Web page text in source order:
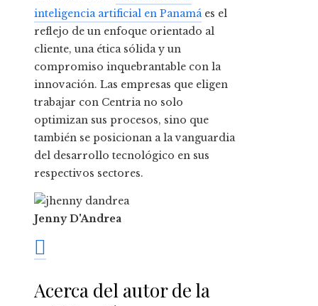
inteligencia artificial en Panamáes el
reflejo de un enfoque orientado al
cliente, una ética sólida y un
compromiso inquebrantable con la
innovación. Las empresas que eligen
trabajar con Centria no solo
optimizan sus procesos, sino que
también se posicionan a la vanguardia
del desarrollo tecnológico en sus
respectivos sectores.
Jenny D'Andrea
Acerca del autor de la